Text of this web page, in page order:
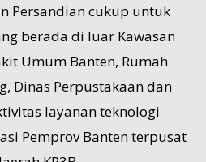
Persandian cukup untuk
berada di luar Kawasan
Umum Banten, Rumah
Dinas Perpustakaan dan
layanan teknologi
Pemprov Banten terpusat